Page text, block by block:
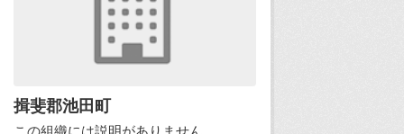
揖斐郡池田町
この組織には説明がありません